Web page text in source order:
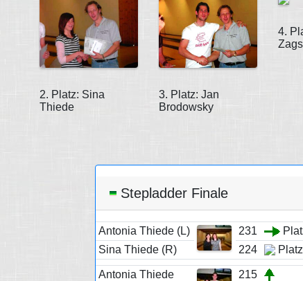
2. Platz: Sina
Thiede
3. Platz: Jan
Brodowsky
4.
Stepladder Finale
Antonia Thiede (L) 231
Sina Thiede (R)
224
Antonia Thiede
215